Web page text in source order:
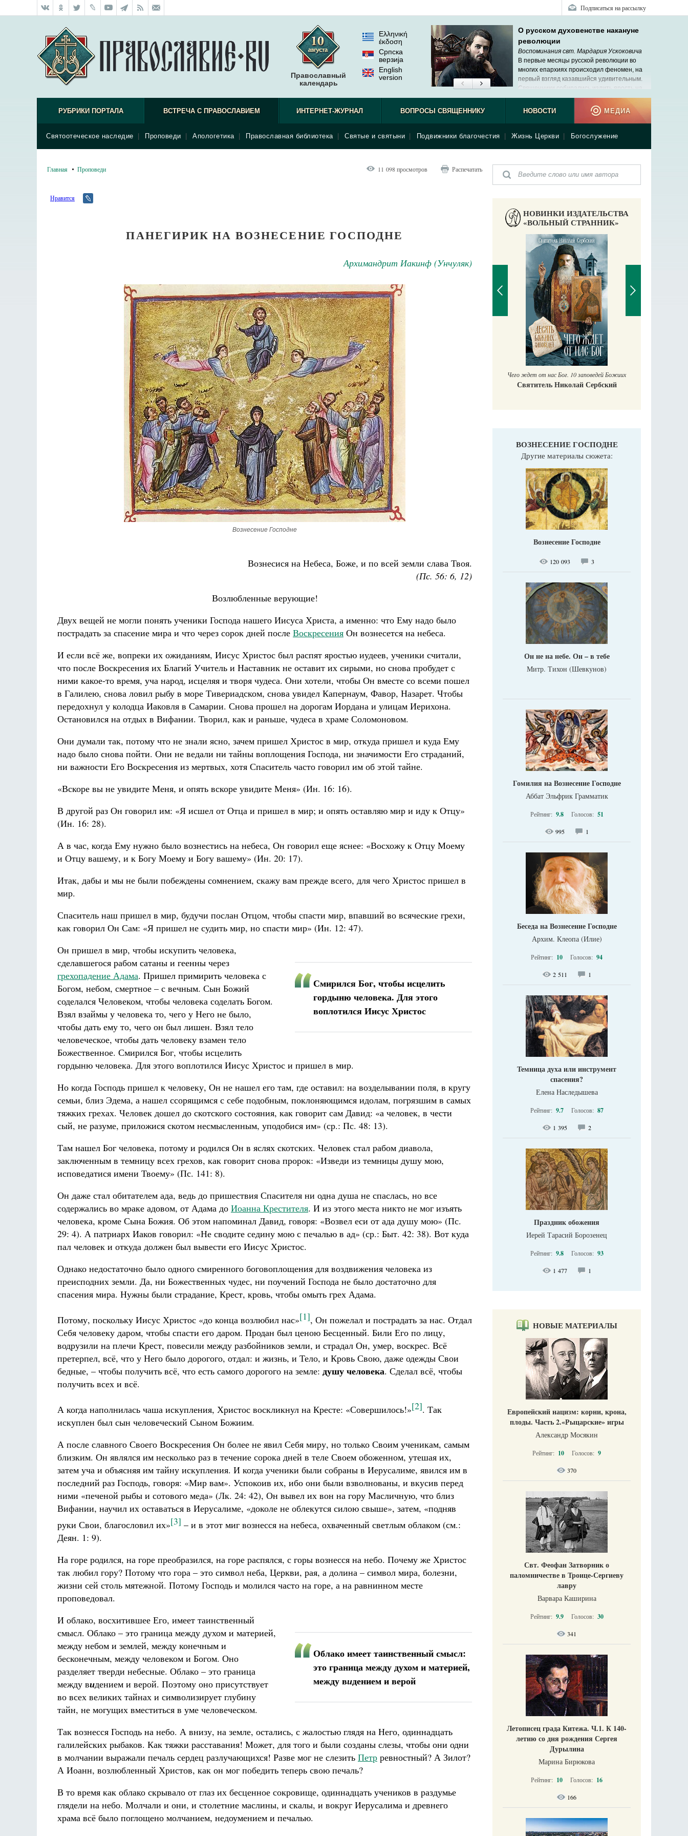
Подписаться на рассылку
Православный
календарь
Ελληνική
έκδοση
Српска
верзиjа
English
version
О русском духовенстве накануне
революции
Воспоминания свт. Мардария Ускоковича
В первые месяцы русской революции во
многих епархиях происходил феномен, на
первый взгляд казавшийся удивительным.
Священники собирались излить ярость на
своих архиереев. Мне не раз пришлось
наблюдать подобные сцены, но меня это не удивляло.
РУБРИКИ ПОРТАЛА ВСТРЕЧА С ПРАВОСЛАВИЕМ
Святоотеческое наследие Проповеди Апологетика Православная библиотека Святые и святыни Подвижники благочестия Жизнь Церкви Богослужение
ИНТЕРНЕТ-ЖУРНАЛ ВОПРОСЫ СВЯЩЕННИКУ НОВОСТИ МЕДИА
Главная Проповеди 11 098 просмотров Распечатать
Нравится
ПАНЕГИРИК НА ВОЗНЕСЕНИЕ ГОСПОДНЕ
Архимандрит Иакинф (Унчуляк)
Вознесение Господне
Вознесися на Небеса, Боже, и по всей земли слава Твоя.
(Пс. 56: 6, 12)
Возлюбленные верующие!
Двух вещей не могли понять ученики Господа нашего Иисуса Христа, а именно: что Ему надо было
пострадать за спасение мира и что через сорок дней после Воскресения Он вознесется на небеса.
И если всё же, вопреки их ожиданиям, Иисус Христос был распят яростью иудеев, ученики считали,
что после Воскресения их Благий Учитель и Наставник не оставит их сирыми, но снова пробудет с
ними какое-то время, уча народ, исцеляя и творя чудеса. Они хотели, чтобы Он вместе со всеми пошел
в Галилею, снова ловил рыбу в море Тивериадском, снова увидел Капернаум, Фавор, Назарет. Чтобы
передохнул у колодца Иаковля в Самарии. Снова прошел на дорогам Иордана и улицам Иерихона.
Остановился на отдых в Вифании. Творил, как и раньше, чудеса в храме Соломоновом.
Они думали так, потому что не знали ясно, зачем пришел Христос в мир, откуда пришел и куда Ему
надо было снова пойти. Они не ведали ни тайны воплощения Господа, ни значимости Его страданий,
ни важности Его Воскресения из мертвых, хотя Спаситель часто говорил им об этой тайне.
«Вскоре вы не увидите Меня, и опять вскоре увидите Меня» (Ин. 16: 16).
В другой раз Он говорил им: «Я исшел от Отца и пришел в мир; и опять оставляю мир и иду к Отцу»
(Ин. 16: 28).
А в час, когда Ему нужно было вознестись на небеса, Он говорил еще яснее: «Восхожу к Отцу Моему
и Отцу вашему, и к Богу Моему и Богу вашему» (Ин. 20: 17).
Итак, дабы и мы не были побеждены сомнением, скажу вам прежде всего, для чего Христос пришел в
мир.
Спаситель наш пришел в мир, будучи послан Отцом, чтобы спасти мир, впавший во всяческие грехи,
как говорил Он Сам: «Я пришел не судить мир, но спасти мир» (Ин. 12: 47).
Смирился Бог, чтобы исцелить
гордыню человека. Для этого
воплотился Иисус Христос
Он пришел в мир, чтобы искупить человека,
сделавшегося рабом сатаны и геенны через
грехопадение Адама. Пришел примирить человека с
Богом, небом, смертное – с вечным. Сын Божий
соделался Человеком, чтобы человека соделать Богом.
Взял взаймы у человека то, чего у Него не было,
чтобы дать ему то, чего он был лишен. Взял тело
человеческое, чтобы дать человеку взамен тело
Божественное. Смирился Бог, чтобы исцелить
гордыню человека. Для этого воплотился Иисус Христос и пришел в мир.
Но когда Господь пришел к человеку, Он не нашел его там, где оставил: на возделывании поля, в кругу
семьи, близ Эдема, а нашел ссорящимся с себе подобным, поклоняющимся идолам, погрязшим в самых
тяжких грехах. Человек дошел до скотского состояния, как говорит сам Давид: «а человек, в чести
сый, не разуме, приложися скотом несмысленным, уподобися им» (ср.: Пс. 48: 13).
Там нашел Бог человека, потому и родился Он в яслях скотских. Человек стал рабом диавола,
заключенным в темницу всех грехов, как говорит снова пророк: «Изведи из темницы душу мою,
исповедатися имени Твоему» (Пс. 141: 8).
Он даже стал обитателем ада, ведь до пришествия Спасителя ни одна душа не спаслась, но все
содержались во мраке адовом, от Адама до Иоанна Крестителя. И из этого места никто не мог изъять
человека, кроме Сына Божия. Об этом напоминал Давид, говоря: «Возвел еси от ада душу мою» (Пс.
29: 4). А патриарх Иаков говорил: «Не сводите седину мою с печалью в ад» (ср.: Быт. 42: 38). Вот куда
пал человек и откуда должен был вывести его Иисус Христос.
Однако недостаточно было одного смиренного боговоплощения для воздвижения человека из
преисподних земли. Да, ни Божественных чудес, ни поучений Господа не было достаточно для
спасения мира. Нужны были страдание, Крест, кровь, чтобы омыть грех Адама.
Потому, поскольку Иисус Христос «до конца возлюбил нас»[1], Он пожелал и пострадать за нас. Отдал
Себя человеку даром, чтобы спасти его даром. Продан был ценою Бесценный. Били Его по лицу,
водрузили на плечи Крест, повесили между разбойников земли, и страдал Он, умер, воскрес. Всё
претерпел, всё, что у Него было дорогого, отдал: и жизнь, и Тело, и Кровь Свою, даже одежды Свои
бедные, – чтобы получить всё, что есть самого дорогого на земле: душу человека. Сделал всё, чтобы
получить всех и всё.
А когда наполнилась чаша искупления, Христос воскликнул на Кресте: «Совершилось!»[2]. Так
искуплен был сын человеческий Сыном Божиим.
А после славного Своего Воскресения Он более не явил Себя миру, но только Своим ученикам, самым
близким. Он являлся им несколько раз в течение сорока дней в теле Своем обоженном, утешая их,
затем уча и объясняя им тайну искупления. И когда ученики были собраны в Иерусалиме, явился им в
последний раз Господь, говоря: «Мир вам». Успокоив их, ибо они были взволнованы, и вкусив перед
ними «печеной рыбы и сотового меда» (Лк. 24: 42), Он вывел их вон на гору Масличную, что близ
Вифании, научил их оставаться в Иерусалиме, «доколе не облекутся силою свыше», затем, «подняв
руки Свои, благословил их»[3] – и в этот миг вознесся на небеса, охваченный светлым облаком (см.:
Деян. 1: 9).
На горе родился, на горе преобразился, на горе распялся, с горы вознесся на небо. Почему же Христос
так любил гору? Потому что гора – это символ неба, Церкви, рая, а долина – символ мира, болезни,
жизни сей столь мятежной. Потому Господь и молился часто на горе, а на равнинном месте
проповедовал.
Облако имеет таинственный смысл:
это граница между духом и материей,
между видением и верой
И облако, восхитившее Его, имеет таинственный
смысл. Облако – это граница между духом и материей,
между небом и землей, между конечным и
бесконечным, между человеком и Богом. Оно
разделяет тверди небесные. Облако – это граница
между видением и верой. Поэтому оно присутствует
во всех великих тайнах и символизирует глубину
тайн, не могущих вместиться в уме человеческом.
Так вознесся Господь на небо. А внизу, на земле, остались, с жалостью глядя на Него, одиннадцать
галилейских рыбаков. Как тяжки расставания! Может, для того и были созданы слезы, чтобы они одни
в молчании выражали печаль сердец разлучающихся! Разве мог не слезить Петр ревностный? А Зилот?
А Иоанн, возлюбленный Христов, как он мог победить теперь свою печаль?
В то время как облако скрывало от глаз их бесценное сокровище, одиннадцать учеников в раздумье
глядели на небо. Молчали и они, и столетние маслины, и скалы, и вокруг Иерусалима и древнего
храма всё было поглощено молчанием, недоумением и печалью.
НОВИНКИ ИЗДАТЕЛЬСТВА
«ВОЛЬНЫЙ СТРАННИК»
Разлуки не будет
Фредерика де Грааф Как найти своё место в жизни
Кирилл Мурышев
Великомученик Георгий Победоносец. Научись у
Роман Котов Чего ждет от нас Бог. 10 заповедей Божиих
Святитель Николай Сербский
ВОЗНЕСЕНИЕ ГОСПОДНЕ
Другие материалы сюжета:
Вознесение Господне
120 093 3
Он не на небе. Он – в тебе
Митр. Тихон (Шевкунов)
Гомилия на Вознесение Господне
Аббат Эльфрик Грамматик
Рейтинг: 9.8 Голосов: 51
995 1
Беседа на Вознесение Господне
Архим. Клеопа (Илие)
Рейтинг: 10 Голосов: 94
2 511 1
Темница духа или инструмент
спасения?
Елена Наследышева
Рейтинг: 9.7 Голосов: 87
1 395 2
Праздник обожения
Иерей Тарасий Борозенец
Рейтинг: 9.8 Голосов: 93
1 477 1
НОВЫЕ МАТЕРИАЛЫ
Европейский нацизм: корни, крона,
плоды. Часть 2.«Рыцарские» игры
Александр Мосякин
Рейтинг: 10 Голосов: 9
370
Свт. Феофан Затворник о
паломничестве в Троице-Сергиеву
лавру
Варвара Каширина
Рейтинг: 9.9 Голосов: 30
341
Летописец града Китежа. Ч.1. К 140-
летию со дня рождения Сергея
Дурылина
Марина Бирюкова
Рейтинг: 10 Голосов: 16
166